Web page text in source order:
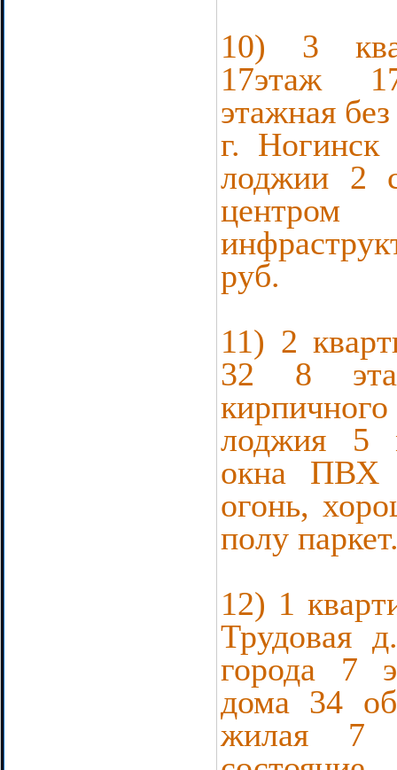
10) 3
17этаж
этажная
г.
лоджии 2
руб.
11) 2
32 8
лоджия 5
окна ПВХ
огонь,
полу
12) 1
Трудовая
города 7
дома 34
жилая 7